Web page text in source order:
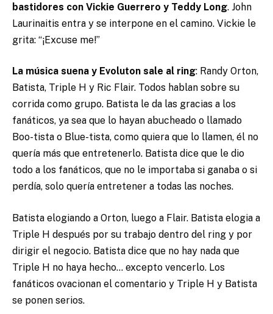
bastidores con Vickie Guerrero y Teddy Long. John
Laurinaitis entra y se interpone en el camino. Vickie le
grita: “¡Excuse me!”
La música suena y Evoluton sale al ring: Randy Orton,
Batista, Triple H y Ric Flair. Todos hablan sobre su
corrida como grupo. Batista le da las gracias a los
fanáticos, ya sea que lo hayan abucheado o llamado
Boo-tista o Blue-tista, como quiera que lo llamen, él no
quería más que entretenerlo. Batista dice que le dio
todo a los fanáticos, que no le importaba si ganaba o si
perdía, solo quería entretener a todas las noches.
Batista elogiando a Orton, luego a Flair. Batista elogia a
Triple H después por su trabajo dentro del ring y por
dirigir el negocio. Batista dice que no hay nada que
Triple H no haya hecho… excepto vencerlo. Los
fanáticos ovacionan el comentario y Triple H y Batista
se ponen serios.